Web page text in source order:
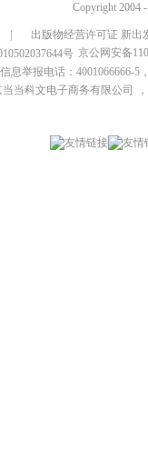
Copyright 2004
出版物经营许可证 新出
京公网安备
息举报电话：4001066666-5
当当科文电子商务有限公司